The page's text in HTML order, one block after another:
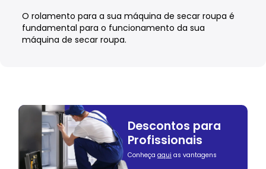
O rolamento para a sua máquina de secar roupa é
fundamental para o funcionamento da sua
máquina de secar roupa.
Descontos para
Profissionais
Conheça aqui as vantagens